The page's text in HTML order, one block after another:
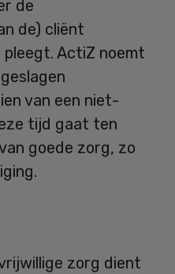
de
de) cliënt
ActiZ noemt
van een niet-
tijd gaat ten
goede zorg, zo
zorg dient